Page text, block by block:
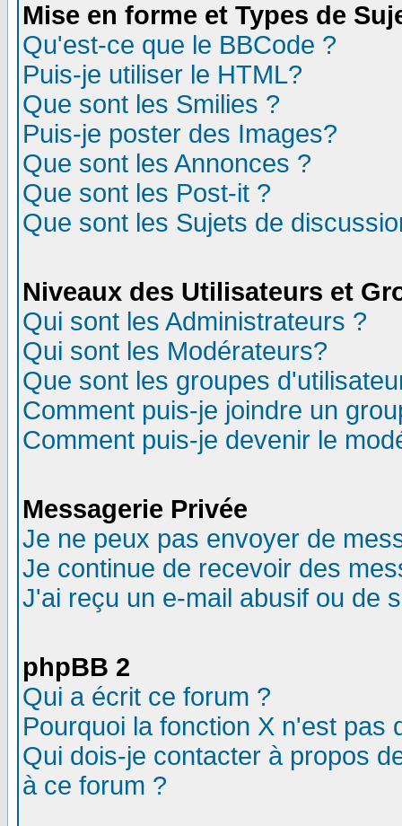
Mise en forme et Types de
Qu'est-ce que le BBCode ?
Puis-je utiliser le HTML?
Que sont les Smilies ?
Puis-je poster des Images?
Que sont les Annonces ?
Que sont les Post-it ?
Que sont les Sujets de
Niveaux des Utilisateurs et
Qui sont les Administrateurs ?
Qui sont les Modérateurs?
Que sont les groupes
Comment puis-je joindre un
Comment puis-je devenir le
Messagerie Privée
Je ne peux pas envoyer de
Je continue de recevoir des
J'ai reçu un e-mail abusif ou de
phpBB 2
Qui a écrit ce forum ?
Pourquoi la fonction X n'est pas
Qui dois-je contacter à propos
à ce forum ?